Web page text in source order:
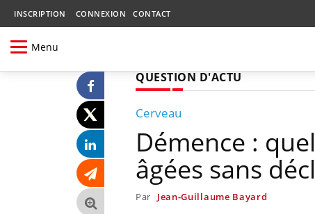
INSCRIPTION CONNEXION CONTACT
Menu
QUESTION D'ACTU
Cerveau
Démence :
âgées sans
Par Jean-Guillaume Bayard